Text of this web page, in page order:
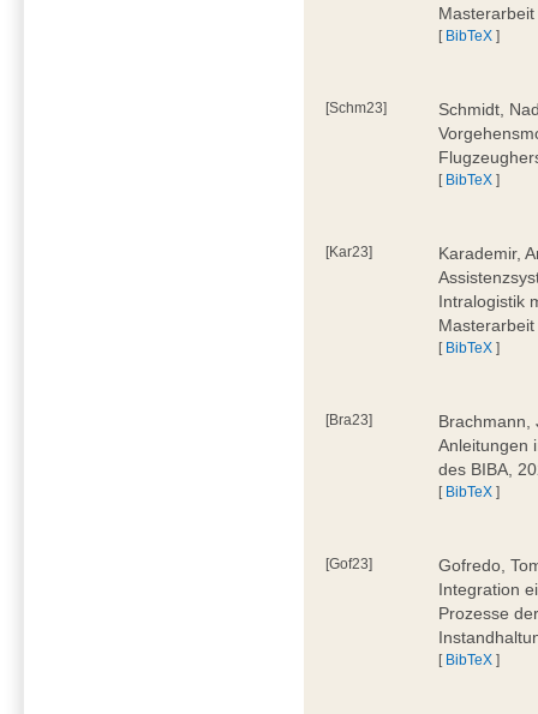
[ BibTeX ]
[Schm23]
Schmidt,
[ BibTeX ]
[Kar23]
Karademir,
Intralogistik
[ BibTeX ]
[Bra23]
Brachmann,
Anleitungen
des BIBA,
[ BibTeX ]
[Gof23]
Gofredo,
Integration
Prozesse
[ BibTeX ]